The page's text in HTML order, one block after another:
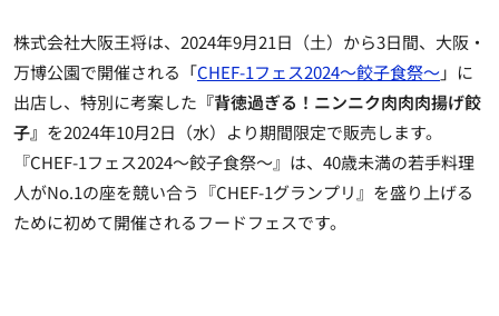
株式会社大阪王将は、2024年9月21日（土）から3日間、大阪・
万博公園で開催される「CHEF-1フェス2024～餃子食祭～」に
出店し、特別に考案した 『背徳過ぎる！ニンニク肉肉肉揚げ餃
子』 を2024年10月2日（水）より期間限定で販売します。
『CHEF-1フェス2024～餃子食祭～』は、40歳未満の若手料理
人がNo.1の座を競い合う『CHEF-1グランプリ』を盛り上げる
ために初めて開催されるフードフェスです。